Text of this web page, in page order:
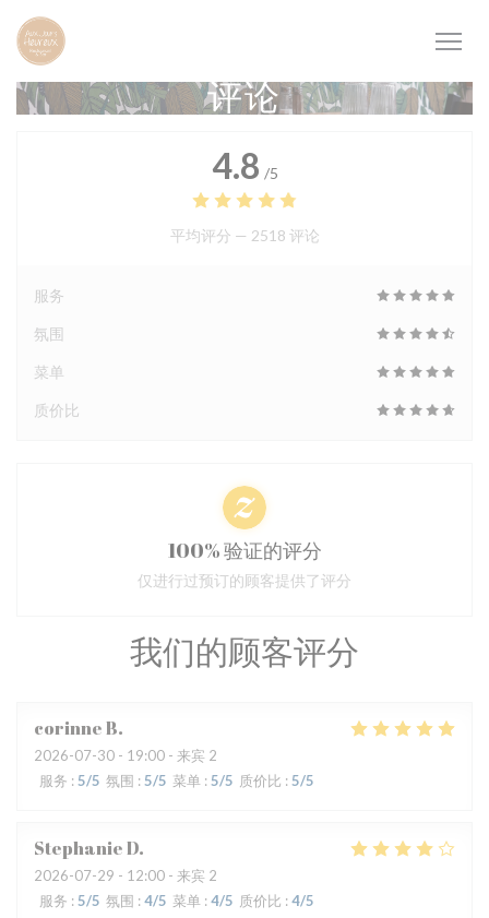
Cookie管理面板
评论
我们的顾客评分
corinneB
2026-07-30 - 19:00 - 来宾 2
服务 : 5/5 氛围 : 5/5 菜单 : 5/5 质价比 : 5/5
StephanieD
2026-07-29 - 12:00 - 来宾 2
服务 : 5/5 氛围 : 4/5 菜单 : 4/5 质价比 : 4/5
4.8 /5
平均评分 — 2518 评论
服务
氛围
菜单
质价比
100% 验证的评分
仅进行过预订的顾客提供了评分